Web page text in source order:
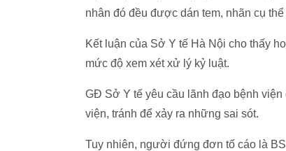
nhân đó đều được dán tem, nhãn cụ
Kết luận của Sở Y tế Hà Nội cho thấy
mức độ xem xét xử lý kỷ luật.
GĐ Sở Y tế yêu cầu lãnh đạo bệnh
viện, tránh để xảy ra những sai sót.
Tuy nhiên, người đứng đơn tố cáo là